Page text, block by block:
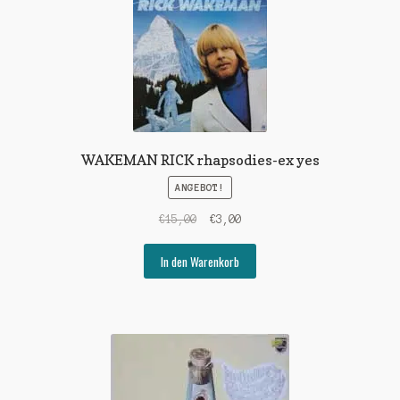
WAKEMAN RICK rhapsodies-ex yes
ANGEBOT!
€15,00
Ursprünglicher
war:
€15,00
€3,00Aktueller
€3,00.
In den Warenkorb